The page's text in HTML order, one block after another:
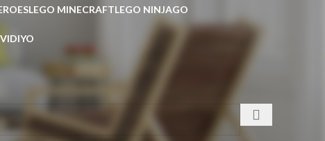
LEGO MINECRAFTLEGO NINJAGO